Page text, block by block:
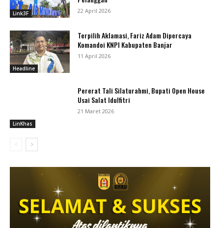
Link3F 22 April 2026
Headline
Terpilih Aklamasi, Fariz Adam Dipercaya
Komandoi KNPI Kabupaten Banjar
11 April 2026
LinKhas
Pererat Tali Silaturahmi, Bupati Open House
Usai Salat Idulfitri
21 Maret 2026